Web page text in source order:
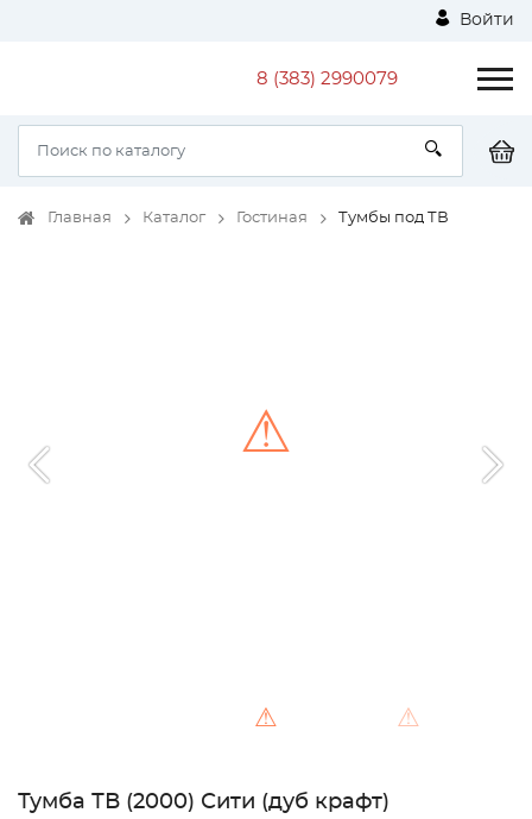
Войти
8 (383) 2990079
Главная Каталог Гостиная Тумбы под ТВ
⚠ ⚠
⚠
Тумба ТВ (2000) Сити (дуб крафт)